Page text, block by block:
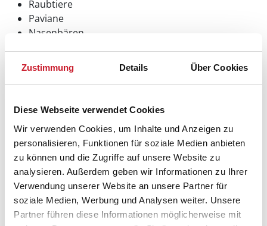
Zustimmung Details Über Cookies
Diese Webseite verwendet Cookies
Wir verwenden Cookies, um Inhalte und Anzeigen zu
personalisieren, Funktionen für soziale Medien anbieten
zu können und die Zugriffe auf unsere Website zu
analysieren. Außerdem geben wir Informationen zu Ihrer
Verwendung unserer Website an unsere Partner für
soziale Medien, Werbung und Analysen weiter. Unsere
Partner führen diese Informationen möglicherweise mit
Raubtiere
Paviane
Nasenbären
Mutige
Dinosauriernachbildungen weiß die Dauerausstellung
EXTINCTION im Aalborg Zoo zu begeistern. Sie ist im
Eintrittspreis inbegriffen und läßt die Herzen Ihrer
kleinen Dinoforscher sicherlich höher schlagen. Einen
wahren Adranlinschub verschafft Ihnen der T-Rex, der
in regelmäßigen Abständen bedrohlich brüllt. In der
Ausstellung begeben Sie sich auf eine aufregende
Zeitreise zurück in die Jura- und Kreidezeit, erfahren
Interessantes über die Hochzeit der gigantischen